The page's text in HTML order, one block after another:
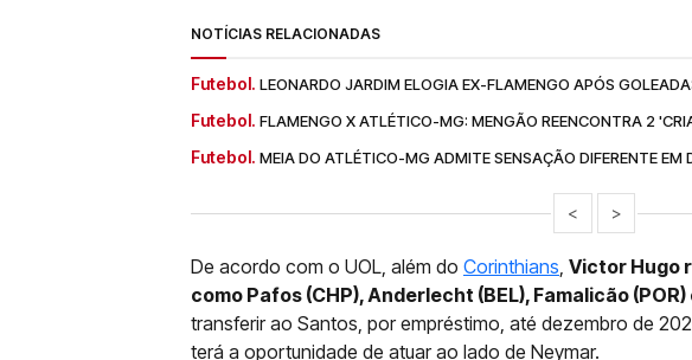
NOTÍCIAS RELACIONADAS
Futebol. LEONARDO JARDIM ELOGIA EX-FLAMENGO APÓS
Futebol. FLAMENGO X ATLÉTICO-MG: MENGÃO REENCONTRA 2
Futebol. MEIA DO ATLÉTICO-MG ADMITE SENSAÇÃO DIFERENTE EM
< >
De acordo com o UOL, além do Corinthians, Victor Hugo
como Pafos (CHP), Anderlecht (BEL), Famalicão (POR)
transferir ao Santos, por empréstimo, até dezembro de
terá a oportunidade de atuar ao lado de Neymar.